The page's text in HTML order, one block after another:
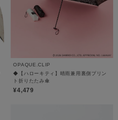
OPAQUE.CLIP
◆【ハローキティ】晴雨兼用裏側プリン
ト折りたたみ傘
¥4,479